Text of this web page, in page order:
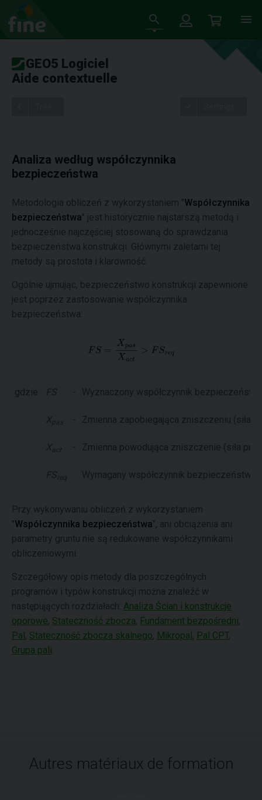
GEO5 Logiciel
Aide contextuelle
Analiza według współczynnika
bezpieczeństwa
Metodologia obliczeń z wykorzystaniem "Współczynnika
bezpieczeństwa" jest historycznie najstarszą metodą i
jednocześnie najczęściej stosowaną do sprawdzania
bezpieczeństwa konstrukcji. Głównymi zaletami tej
metody są prostota i klarowność.
Ogólnie ujmując, bezpieczeństwo konstrukcji zapewnione
jest poprzez zastosowanie współczynnika
bezpieczeństwa:
gdzie: FS - Wyznaczony współczynnik
Xpas - Zmienna zapobiegająca zniszczeniu (siła
X act - Zmienna powodująca zniszczenie (siła
FSreq Wymagany współczynnik bezpieczeństwa
Przy wykonywaniu obliczeń z wykorzystaniem
"Współczynnika bezpieczeństwa", ani obciążenia ani
parametry gruntu nie są redukowane współczynnikami
obliczeniowymi.
Szczegółowy opis metody dla poszczególnych
programów i typów konstrukcji można znaleźć w
następujących rozdziałach: Analiza Ścian i konstrukcje
oporowe, Stateczność zbocza, Fundament bezpośredni,
Pal, Stateczność zbocza skalnego, Mikropal, Pal CPT,
Grupa pali
Autres matériaux de formation